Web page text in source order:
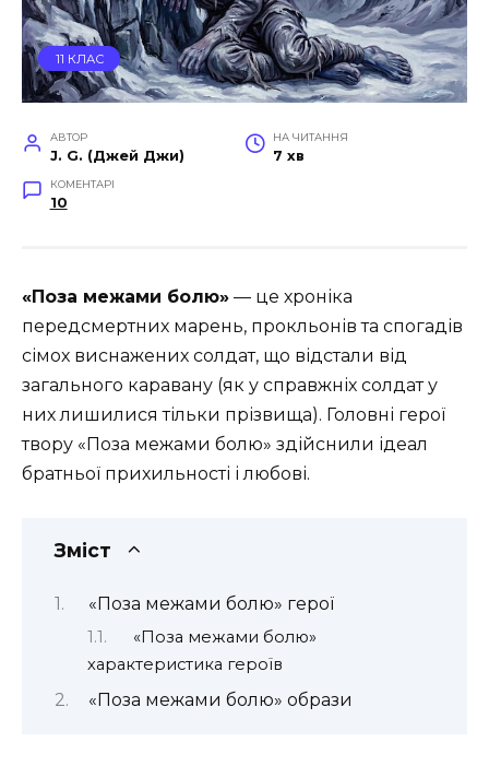
11 КЛАС
АВТОР
J. G. (Джей Джи)
НА ЧИТАННЯ
7 хв
КОМЕНТАРІ
10
«Поза межами болю» — це хроніка
передсмертних марень, прокльонів та спогадів
сімох виснажених солдат, що відстали від
загального каравану (як у справжніх солдат у
них лишилися тільки прізвища). Головні герої
твору «Поза межами болю» здійснили ідеал
братньої прихильності і любові.
Зміст
«Поза межами болю» герої
«Поза межами болю»
характеристика героїв
«Поза межами болю» образи